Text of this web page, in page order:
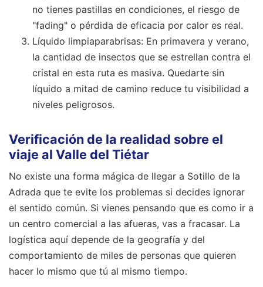
no tienes pastillas en condiciones, el riesgo de
"fading" o pérdida de eficacia por calor es real.
Líquido limpiaparabrisas: En primavera y verano,
la cantidad de insectos que se estrellan contra el
cristal en esta ruta es masiva. Quedarte sin
líquido a mitad de camino reduce tu visibilidad a
niveles peligrosos.
Verificación de la realidad sobre el
viaje al Valle del Tiétar
No existe una forma mágica de llegar a Sotillo de la
Adrada que te evite los problemas si decides ignorar
el sentido común. Si vienes pensando que es como ir a
un centro comercial a las afueras, vas a fracasar. La
logística aquí depende de la geografía y del
comportamiento de miles de personas que quieren
hacer lo mismo que tú al mismo tiempo.